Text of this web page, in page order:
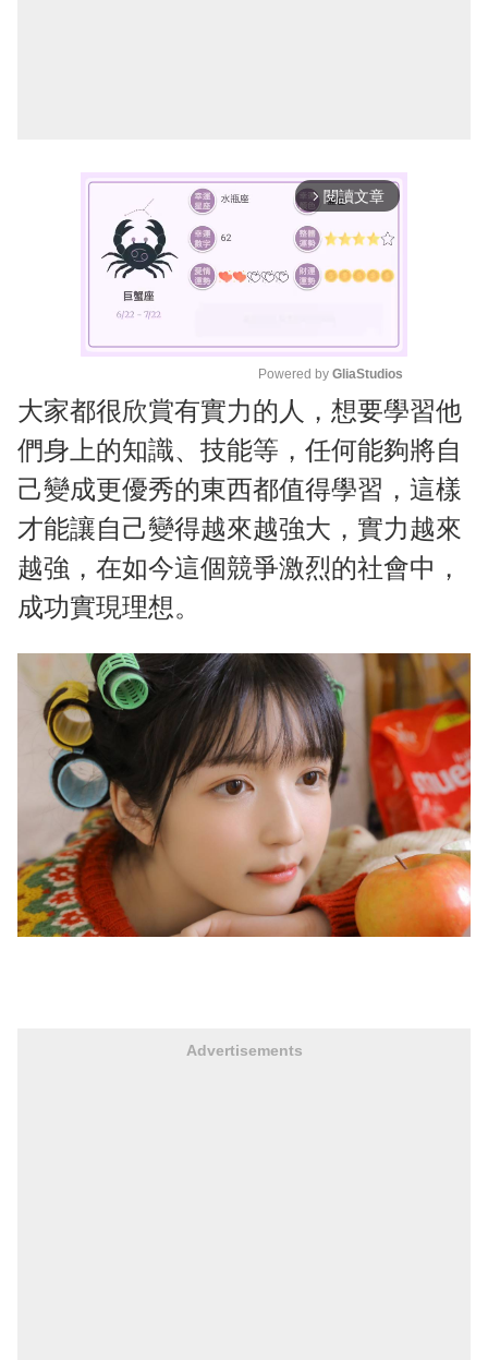
arrow_forward_ios 閱讀文章
M
u
e
Powered by GliaStudios
大家都很欣賞有實力的人，想要學習他
們身上的知識、技能等，任何能夠將自
己變成更優秀的東西都值得學習，這樣
才能讓自己變得越來越強大，實力越來
越強，在如今這個競爭激烈的社會中，
成功實現理想。
Advertisements